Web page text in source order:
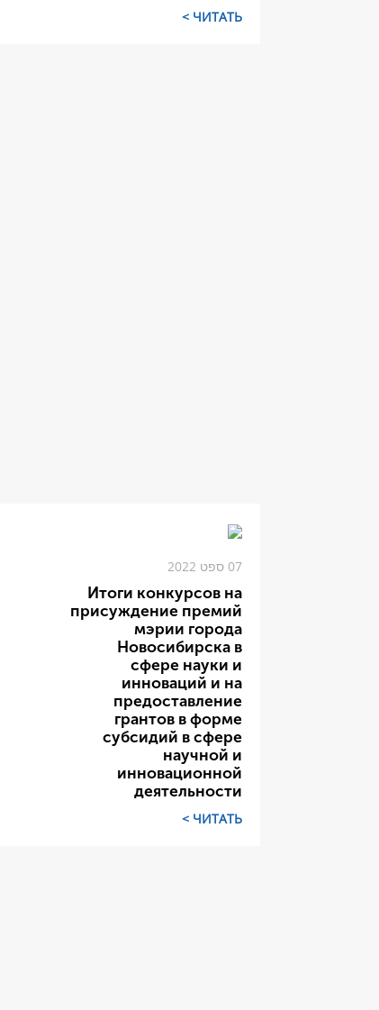
ЧИТАТЬ >
07 ספט 2022
Итоги конкурсов на
присуждение премий
мэрии города
Новосибирска в
сфере науки и
инноваций и на
предоставление
грантов в форме
субсидий в сфере
научной и
инновационной
деятельности
ЧИТАТЬ >